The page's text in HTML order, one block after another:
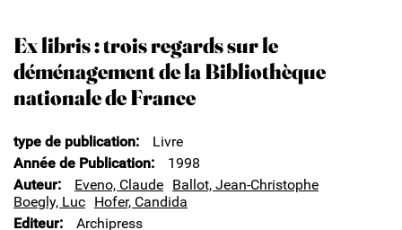
Ex libris : trois regards sur le
déménagement de la Bibliothèque
nationale de France
type de publication
Livre
Année de Publication
1998
Auteur
Eveno, Claude Ballot, Jean-Christophe
Boegly, Luc Hofer, Candida
Editeur
Archipress